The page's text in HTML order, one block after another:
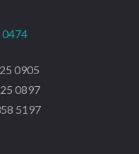
0474
0905
0897
5197